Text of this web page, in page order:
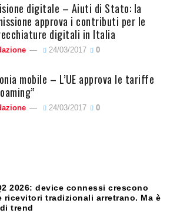
digitale – Aiuti di Stato: la
approva i contributi per le
digitali in Italia
24/03/2017 0
mobile – L’UE approva le tariffe
24/03/2017 0
2026: device connessi crescono
ricevitori tradizionali arretrano. Ma è
trend